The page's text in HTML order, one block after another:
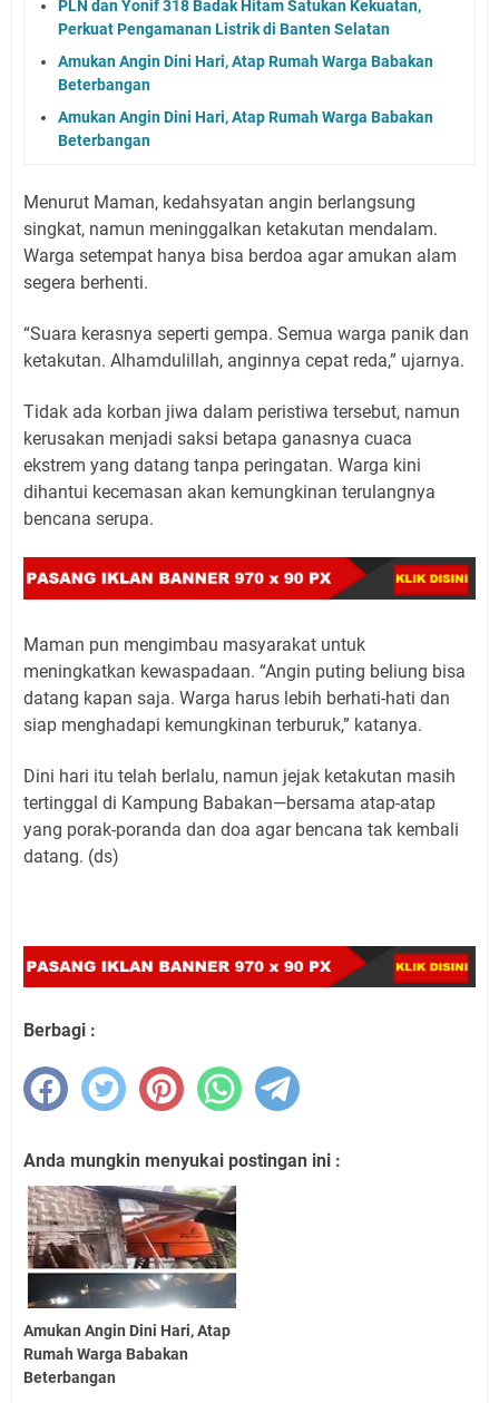
PLN dan Yonif 318 Badak Hitam Satukan Kekuatan,
Perkuat Pengamanan Listrik di Banten Selatan
Amukan Angin Dini Hari, Atap Rumah Warga Babakan
Beterbangan
Amukan Angin Dini Hari, Atap Rumah Warga Babakan
Beterbangan
Menurut Maman, kedahsyatan angin berlangsung
singkat, namun meninggalkan ketakutan mendalam.
Warga setempat hanya bisa berdoa agar amukan alam
segera berhenti.
“Suara kerasnya seperti gempa. Semua warga panik dan
ketakutan. Alhamdulillah, anginnya cepat reda,” ujarnya.
Tidak ada korban jiwa dalam peristiwa tersebut, namun
kerusakan menjadi saksi betapa ganasnya cuaca
ekstrem yang datang tanpa peringatan. Warga kini
dihantui kecemasan akan kemungkinan terulangnya
bencana serupa.
Maman pun mengimbau masyarakat untuk
meningkatkan kewaspadaan. “Angin puting beliung bisa
datang kapan saja. Warga harus lebih berhati-hati dan
siap menghadapi kemungkinan terburuk,” katanya.
Dini hari itu telah berlalu, namun jejak ketakutan masih
tertinggal di Kampung Babakan—bersama atap-atap
yang porak-poranda dan doa agar bencana tak kembali
datang. (ds)
Berbagi :
Anda mungkin menyukai postingan ini :
Amukan Angin Dini Hari, Atap
Rumah Warga Babakan
Beterbangan